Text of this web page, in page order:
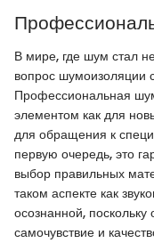
В мире, где шум стал
вопрос шумоизоляции
Профессиональная
элементом как для
для обращения к
первую очередь, это
выбор правильных
таком аспекте как
осознанной,
самочувствие и